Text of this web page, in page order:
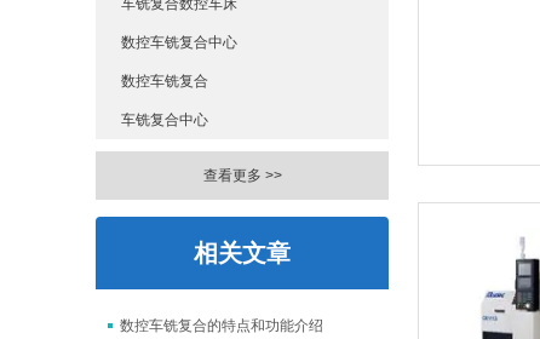
车铣复合数控车床
数控车铣复合中心
数控车铣复合
车铣复合中心
查看更多 >>
相关文章
数控车铣复合的特点和功能介绍